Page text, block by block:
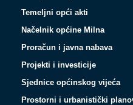
Temeljni opći akti
Načelnik općine Milna
Proračun i javna nabava
Projekti i investicije
Sjednice općinskog vijeća
Prostorni i urbanistički